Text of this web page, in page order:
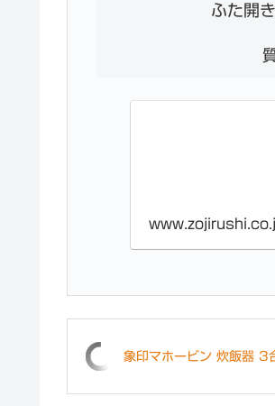
ふた開
象印マホービン 炊飯器